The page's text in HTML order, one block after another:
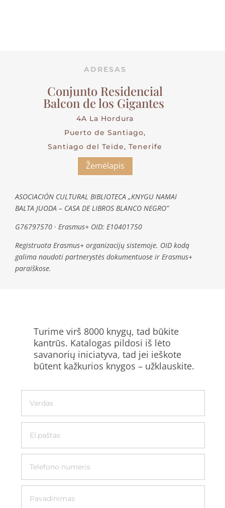
ADRESAS
Conjunto Residencial
Balcon de los Gigantes
4A La Hordura
Puerto de Santiago,
Santiago del Teide, Tenerife
Žemėlapis
ASOCIACIÓN CULTURAL BIBLIOTECA „KNYGU NAMAI
BALTA JUODA – CASA DE LIBROS BLANCO NEGRO”
G76797570 · Erasmus+ OID: E10401750
Registruota Erasmus+ organizacijų sistemoje. OID kodą
galima naudoti partnerystės dokumentuose ir Erasmus+
paraiškose.
Turime virš 8000 knygų, tad būkite
kantrūs. Katalogas pildosi iš lėto
savanorių iniciatyva, tad jei ieškote
būtent kažkurios knygos – užklauskite.